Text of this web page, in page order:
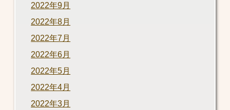
2022年9月
2022年8月
2022年7月
2022年6月
2022年5月
2022年4月
2022年3月